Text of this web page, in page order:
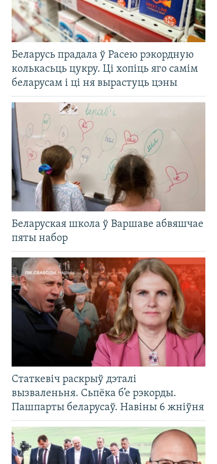
Беларусь прадала ў Расею рэкордную
колькасьць цукру. Ці хопіць яго самім
беларусам і ці ня вырастуць цэны
Беларуская школа ў Варшаве абвяшчае
пяты набор
Статкевіч раскрыў дэталі
вызваленьня. Сьпёка б’е рэкорды.
Пашпарты беларусаў. Навіны 6 жніўня